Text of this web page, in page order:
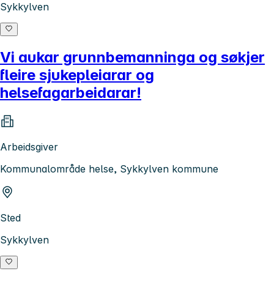
Sykkylven
Vi aukar grunnbemanninga og søkjer
fleire sjukepleiarar og
helsefagarbeidarar!
Arbeidsgiver
Kommunalområde helse, Sykkylven kommune
Sted
Sykkylven